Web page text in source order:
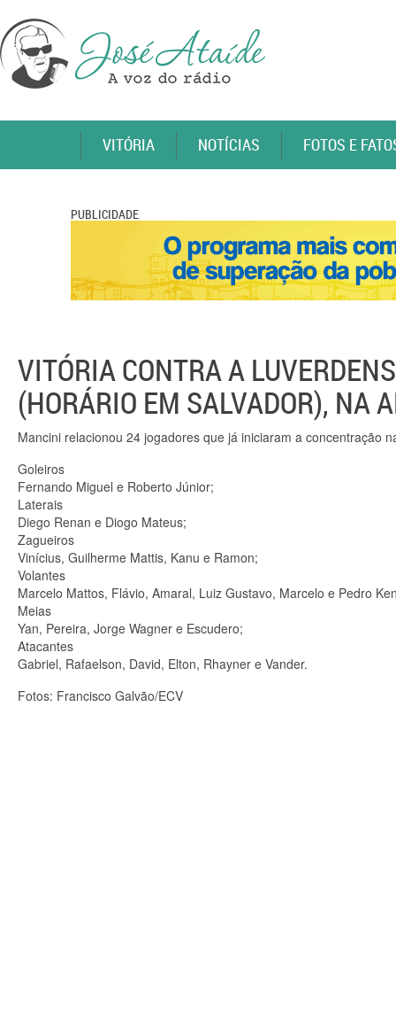
VITÓRIA NOTÍCIAS FOTOS E
PUBLICIDADE
VITÓRIA CONTRA A
(HORÁRIO EM SALVADOR), NA
Mancini relacionou 24 jogadores que já iniciaram a concentração
Goleiros
Fernando Miguel e Roberto Júnior;
Laterais
Diego Renan e Diogo Mateus;
Zagueiros
Vinícius, Guilherme Mattis, Kanu e Ramon;
Volantes
Marcelo Mattos, Flávio, Amaral, Luiz Gustavo, Marcelo e Pedro
Meias
Yan, Pereira, Jorge Wagner e Escudero;
Atacantes
Gabriel, Rafaelson, David, Elton, Rhayner e Vander.
Fotos: Francisco Galvão/ECV